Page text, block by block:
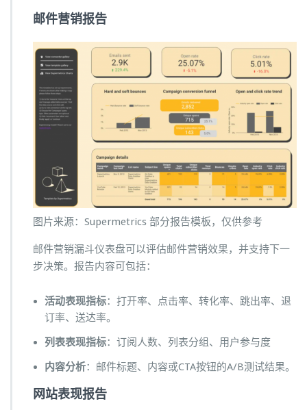
邮件营销报告
图片来源：Supermetrics 部分报告模板，仅供参考
邮件营销漏斗仪表盘可以评估邮件营销效果，并支持下一
步决策。报告内容可包括：
活动表现指标：打开率、点击率、转化率、跳出率、退
订率、送达率。
列表表现指标：订阅人数、列表分组、用户参与度
内容分析：邮件标题、内容或CTA按钮的A/B测试结果。
网站表现报告